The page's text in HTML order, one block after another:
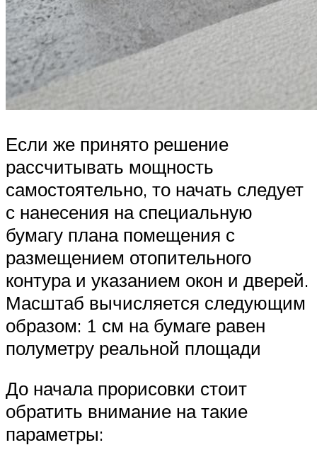
Если же принято решение
рассчитывать мощность
самостоятельно, то начать следует
с нанесения на специальную
бумагу плана помещения с
размещением отопительного
контура и указанием окон и дверей.
Масштаб вычисляется следующим
образом: 1 см на бумаге равен
полуметру реальной площади
До начала прорисовки стоит
обратить внимание на такие
параметры: